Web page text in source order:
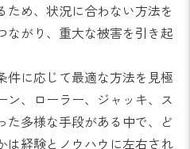
め、状況に合わない方法を
ながり、重大な被害を引き起
件に応じて最適な方法を見極
ン、ローラー、ジャッキ、ス
た多様な手段がある中で、ど
は経験とノウハウに左右され